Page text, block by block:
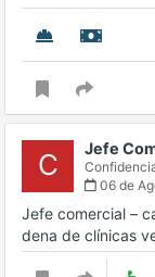
C Jefe
06 de
Jefe comercial –
dena de clínicas